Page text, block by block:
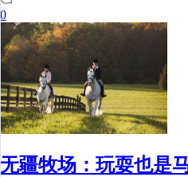
0
无疆牧场：玩耍也是